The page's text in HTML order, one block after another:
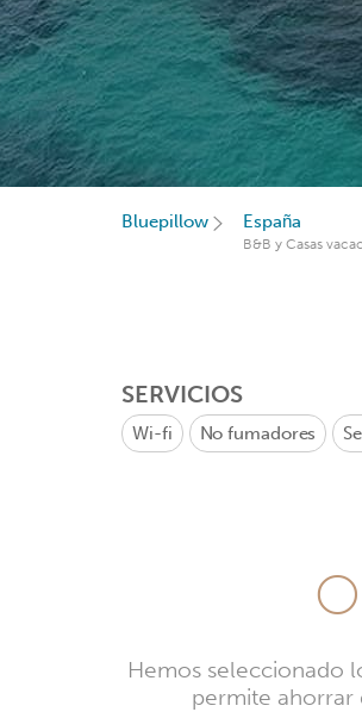
Bluepillow España
B&B y Casas
SERVICIOS
Wi-fi No fumadores
Hemos seleccionado
permite ahorrar